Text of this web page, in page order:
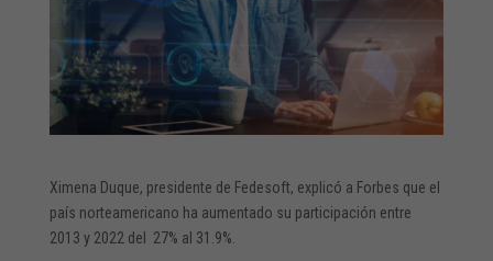
Ximena Duque, presidente de Fedesoft, explicó a Forbes que el
país norteamericano ha aumentado su participación entre
2013 y 2022 del 27% al 31.9%.